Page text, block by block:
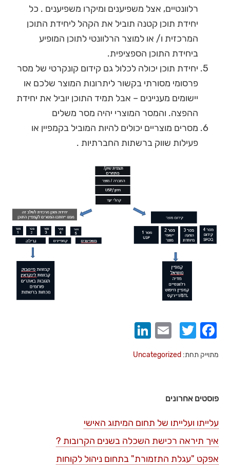
רלוונטיים, אצל משפיענים ומיקרו משפיענים . כל
יחידת תוכן קטנה תוביל את הקהל ליחידת התוכן
המרכזית ו/ או למוצר הרלוונטי לתוכן המופיע
ביחידת התוכן הספציפית.
יחידת תוכן יכולה לכלול גם קידום קונקרטי של מסר
פרסומי מסורתי בקשור ליתרונות המוצר שלכם או
יישומים מעניינים – אבל תמיד התוכן יוביל את יחידת
ההפצה. והמסר המוצרי יהיה מסר משלים
מסרים מוצריים יכולים להיות המוביל בקמפיין או
פעילות שווק ברשתות החברתיות .
Facebook
Twitter
Email
מתוייק תחת: Uncategorized
פוסטים אחרונים
עלייתו ועלייתו של תחום המיתוג האישי
איך תיראה רכישת השכלה בשנים הקרובות ?
אפקט "עגלת התזמורת" בתחום ניהול לקוחות